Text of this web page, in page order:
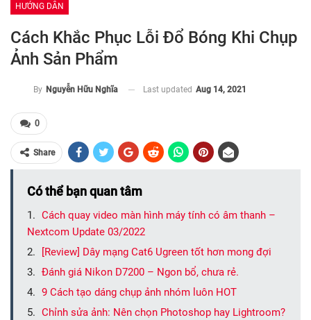
HƯỚNG DẪN
Cách Khắc Phục Lỗi Đổ Bóng Khi Chụp
Ảnh Sản Phẩm
By Nguyễn Hữu Nghĩa Last updated Aug 14, 2021
0
Share
Có thể bạn quan tâm
Cách quay video màn hình máy tính có âm thanh –
Nextcom Update 03/2022
[Review] Dây mạng Cat6 Ugreen tốt hơn mong đợi
Đánh giá Nikon D7200 – Ngon bổ, chưa rẻ.
9 Cách tạo dáng chụp ảnh nhóm luôn HOT
Chỉnh sửa ảnh: Nên chọn Photoshop hay Lightroom?